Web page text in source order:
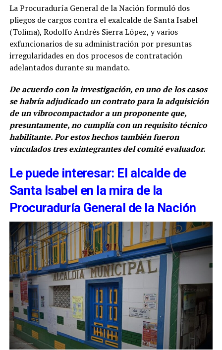
La Procuraduría General de la Nación formuló dos
pliegos de cargos contra el exalcalde de Santa Isabel
(Tolima), Rodolfo Andrés Sierra López, y varios
exfuncionarios de su administración por presuntas
irregularidades en dos procesos de contratación
adelantados durante su mandato.
De acuerdo con la investigación, en uno de los casos
se habría adjudicado un contrato para la adquisición
de un vibrocompactador a un proponente que,
presuntamente, no cumplía con un requisito técnico
habilitante. Por estos hechos también fueron
vinculados tres exintegrantes del comité evaluador.
Le puede interesar: El alcalde de
Santa Isabel en la mira de la
Procuraduría General de la Nación